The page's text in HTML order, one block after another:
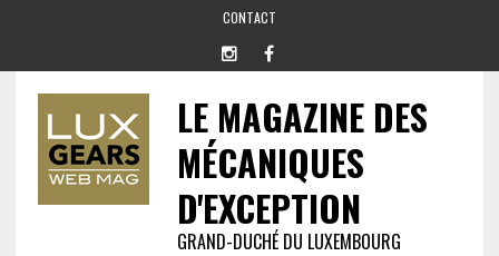
CONTACT
LE MAGAZINE DES
MÉCANIQUES
D'EXCEPTION
GRAND-DUCHÉ DU LUXEMBOURG